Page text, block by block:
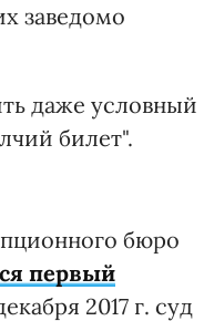
заведомо
даже условный
билет".
бюро
первый
2017 г. суд